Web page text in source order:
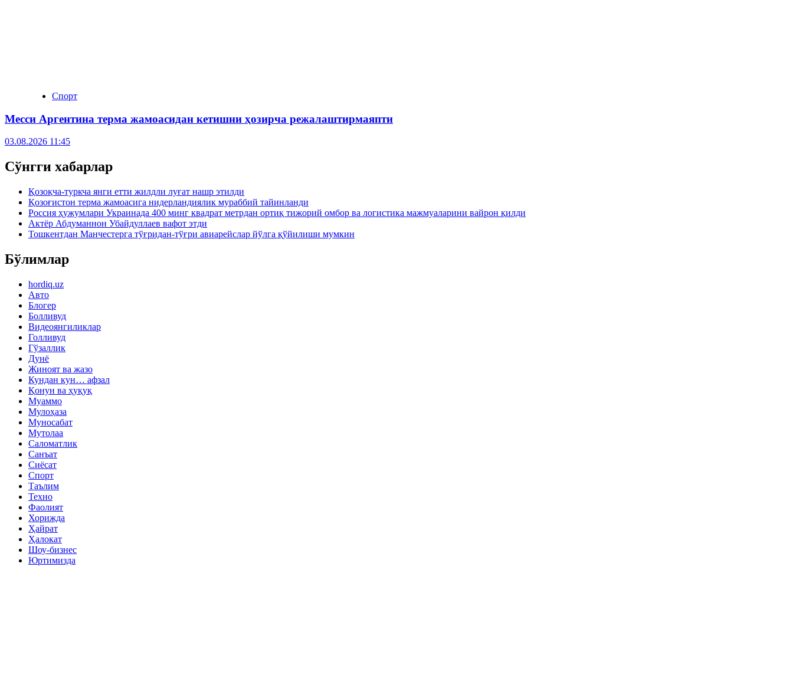
Спорт
Месси Аргентина терма жамоасидан кетишни ҳозирча режалаштирмаяпти
03.08.2026 11:45
Сўнгги хабарлар
Қозоқча-туркча янги етти жилдли луғат нашр этилди
Қозоғистон терма жамоасига нидерландиялик мураббий тайинланди
Россия ҳужумлари Украинада 400 минг квадрат метрдан ортиқ тижорий омбор ва логистика мажмуаларини вайрон қилди
Актёр Абду­маннон Убайдуллаев вафот этди
Тошкентдан Манчестерга тўғридан-тўғри авиарейслар йўлга қўйилиши мумкин
Бўлимлар
hordiq.uz
Авто
Блогер
Болливуд
Видеоянгиликлар
Голливуд
Гўзаллик
Дунё
Жиноят ва жазо
Кундан кун… афзал
Қонун ва ҳуқуқ
Муаммо
Мулоҳаза
Муносабат
Мутолаа
Саломатлик
Санъат
Сиёсат
Спорт
Таълим
Техно
Фаолият
Хорижда
Ҳайрат
Ҳалокат
Шоу-бизнес
Юртимизда